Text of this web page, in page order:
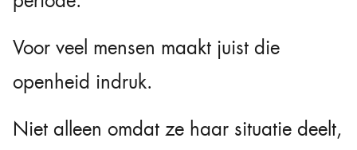
Voor veel mensen maakt juist die
openheid indruk.
Niet alleen omdat ze haar situatie deelt,